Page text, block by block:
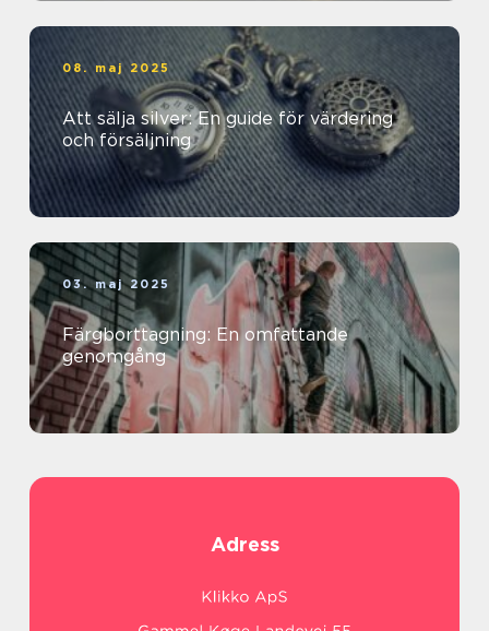
08. maj 2025
Att sälja silver: En guide för värdering
och försäljning
03. maj 2025
Färgborttagning: En omfattande
genomgång
Adress